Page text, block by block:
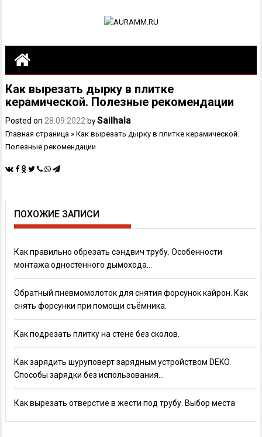
Как вырезать дырку в плитке
керамической. Полезные рекомендации
Posted on 28.09.2022 bySailhala
Главная страница »Как вырезать дырку в плитке керамической.
Полезные рекомендации
ПОХОЖИЕ ЗАПИСИ
Как правильно обрезать сэндвич трубу. Особенности
монтажа одностенного дымохода…
Обратный пневмомолоток для снятия форсунок кайрон. Как
снять форсунки при помощи съёмника.
Как подрезать плитку на стене без сколов.
Как зарядить шуруповерт зарядным устройством DEKO.
Способы зарядки без использования…
Как вырезать отверстие в жести под трубу. Выбор места